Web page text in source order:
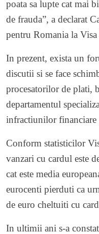
poata sa lupte cat mai
de frauda”, a declarat
pentru Romania la
In prezent, exista un
discutii si se face
procesatorilor de plati,
departamentul
infractiunilor
Conform statisticilor
vanzari cu cardul este
cat este media
eurocenti pierduti ca
de euro cheltuiti cu
In ultimii ani s-a